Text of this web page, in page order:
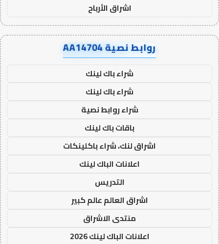
اشراق الأرباح
روابط نصية AA14704
شراء باك لينك
شراء باك لينك
شراء روابط نصية
باقات باك لينك
اشراق لنك، شراء باكلينكات
اعلانات الباك لينك
التدريس
اشراق العالم عالم كبير
منتدى الاشراق
اعلانات الباك لينك 2026